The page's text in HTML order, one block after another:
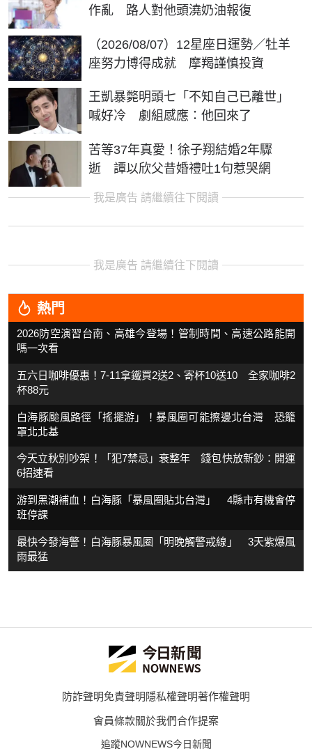
作亂 路人對他頭澆奶油報復
（2026/08/07）12星座日運勢／牡羊
座努力博得成就 摩羯謹慎投資
王凱暴斃明頭七「不知自己已離世」
喊好冷 劇組感應：他回來了
苦等37年真愛！徐子翔結婚2年驟
逝 譚以欣父昔婚禮吐1句惹哭網
我是廣告 請繼續往下閱讀
我是廣告 請繼續往下閱讀
熱門
2026防空演習台南、高雄今登場！管制時間、高速公路能開
嗎一次看
五六日咖啡優惠！7-11拿鐵買2送2、寄杯10送10 全家咖啡2
杯88元
白海豚颱風路徑「搖擺游」！暴風圈可能擦邊北台灣 恐籠
罩北北基
今天立秋別吵架！「犯7禁忌」衰整年 錢包快放新鈔：開運
6招速看
游到黑潮補血！白海豚「暴風圈貼北台灣」 4縣市有機會停
班停課
最快今發海警！白海豚暴風圈「明晚觸警戒線」 3天紫爆風
雨最猛
防詐聲明免責聲明隱私權聲明著作權聲明
會員條款關於我們合作提案
追蹤NOWNEWS今日新聞